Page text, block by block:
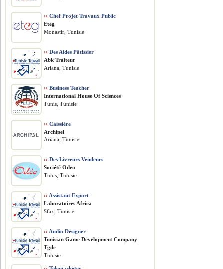
›› Chef Projet Travaux Public
Eteg
Monastir, Tunisie
›› Des Aides Pâtissier
Abk Traiteur
Ariana, Tunisie
›› Business Teacher
International House Of Sciences
Tunis, Tunisie
›› Caissière
Archipel
Ariana, Tunisie
›› Des Livreurs Vendeurs
Société Odeo
Tunis, Tunisie
›› Assistant Export
Laboratoires Africa
Sfax, Tunisie
›› Audio Designer
Tunisian Game Development Company
Tgdc
Tunisie